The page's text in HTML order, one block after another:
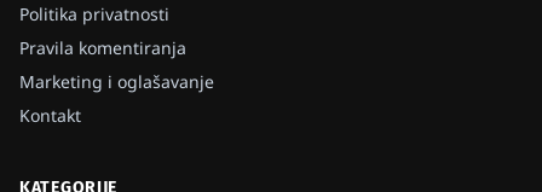
Politika privatnosti
Pravila komentiranja
Marketing i oglašavanje
Kontakt
KATEGORIJE